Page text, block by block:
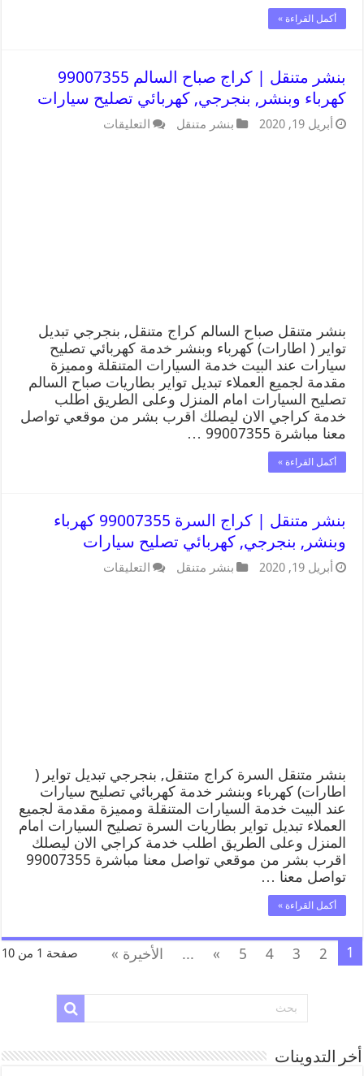
أكمل القراءة »
بنشر متنقل | كراج صباح السالم 99007355
كهرباء وبنشر, بنجرجي, كهربائي تصليح سيارات
أبريل 19, 2020 بنشر متنقل التعليقات
بنشر متنقل صباح السالم كراج متنقل, بنجرجي تبديل
تواير ( اطارات) كهرباء وبنشر خدمة كهربائي تصليح
سيارات عند البيت خدمة السيارات المتنقلة ومميزة
مقدمة لجميع العملاء تبديل تواير بطاريات صباح السالم
تصليح السيارات امام المنزل وعلى الطريق اطلب
خدمة كراجي الان ليصلك اقرب بشر من موقعي تواصل
معنا مباشرة 99007355 …
أكمل القراءة »
بنشر متنقل | كراج السرة 99007355 كهرباء
وبنشر, بنجرجي, كهربائي تصليح سيارات
أبريل 19, 2020 بنشر متنقل التعليقات
بنشر متنقل السرة كراج متنقل, بنجرجي تبديل تواير (
اطارات) كهرباء وبنشر خدمة كهربائي تصليح سيارات
عند البيت خدمة السيارات المتنقلة ومميزة مقدمة لجميع
العملاء تبديل تواير بطاريات السرة تصليح السيارات امام
المنزل وعلى الطريق اطلب خدمة كراجي الان ليصلك
اقرب بشر من موقعي تواصل معنا مباشرة 99007355
تواصل معنا …
أكمل القراءة »
صفحة 1 من 10 1
2
3
4
5
»
... الأخيرة »
أخر التدوينات